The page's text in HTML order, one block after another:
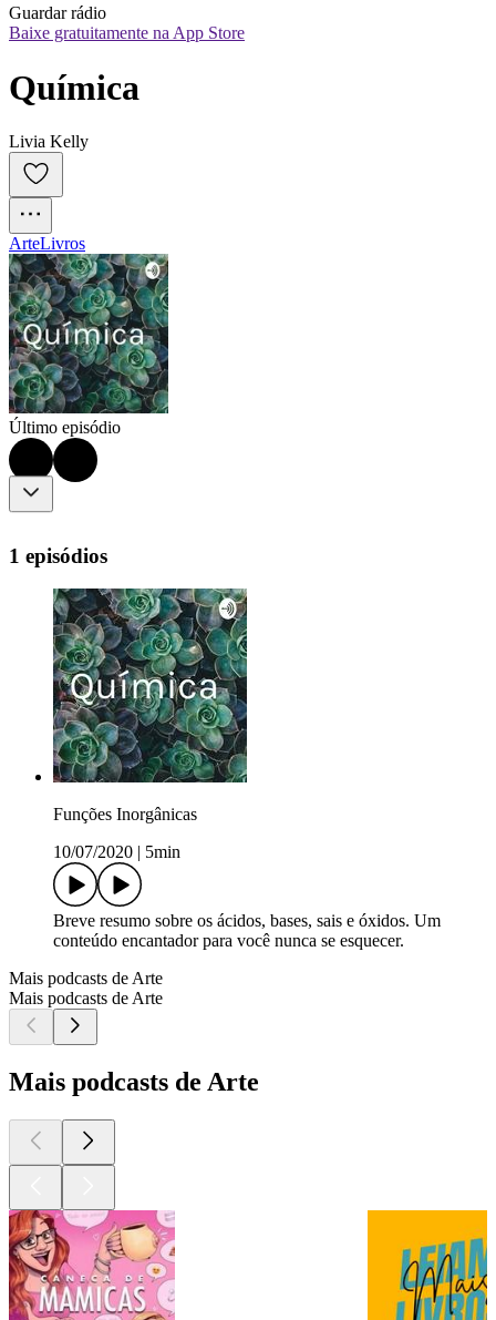
Guardar rádio
Baixe gratuitamente na App Store
Química
Livia Kelly
ArteLivros
Último episódio
1 episódios
Funções Inorgânicas
10/07/2020
5min
Breve resumo sobre os ácidos, bases, sais e óxidos. Um
conteúdo encantador para você nunca se esquecer.
Mais podcasts de Arte
Mais podcasts de Arte
Mais podcasts de Arte